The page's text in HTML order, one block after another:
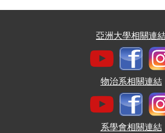
亞洲大學相關連
物治系相關連結
系學會相關連結